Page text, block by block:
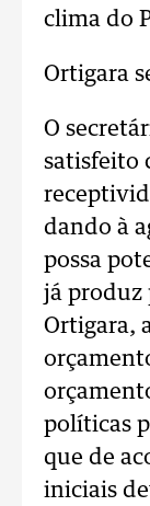
clima do
Ortigara
O
satisfeito
dando à
possa
já produz
Ortigara,
políticas
que de
iniciais